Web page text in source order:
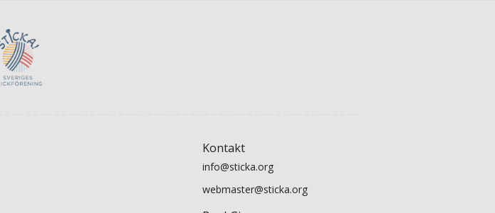
Kontakt
info@sticka.org
webmaster@sticka.org